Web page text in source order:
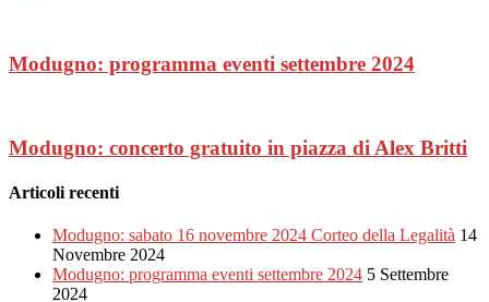
Modugno: programma eventi settembre 2024
Modugno: concerto gratuito in piazza di Alex Britti
Articoli recenti
Modugno: sabato 16 novembre 2024 Corteo della Legalità 14
Novembre 2024
Modugno: programma eventi settembre 2024 5 Settembre
2024